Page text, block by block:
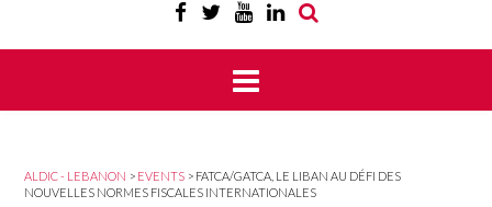
ALDIC - LEBANON > EVENTS > FATCA/GATCA, LE LIBAN AU DÉFI DES
NOUVELLES NORMES FISCALES INTERNATIONALES